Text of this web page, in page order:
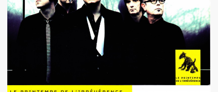
(a partir d'octobre 2021).
1977 a 1983.
(et courrier des lecteurs de "JUKE